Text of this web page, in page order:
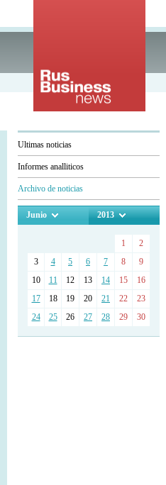
Ultimas noticias
Informes analliticos
Archivo de noticias
Junio 2013
1
2
3
4 5 6 7 8
9
10
11 12 13 14 15
16
17
18 19 20 21 22
23
24
25 26 27 28 29 30